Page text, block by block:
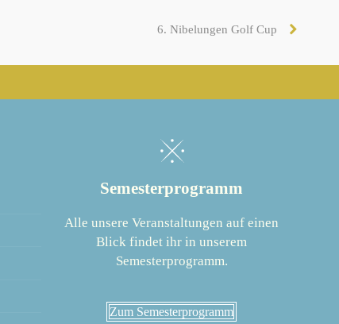
Nächster
6. Nibelungen Golf Cup
Semesterprogramm
Alle unsere Veranstaltungen auf einen
Blick findet ihr in unserem
Semesterprogramm.
Zum Semesterprogramm